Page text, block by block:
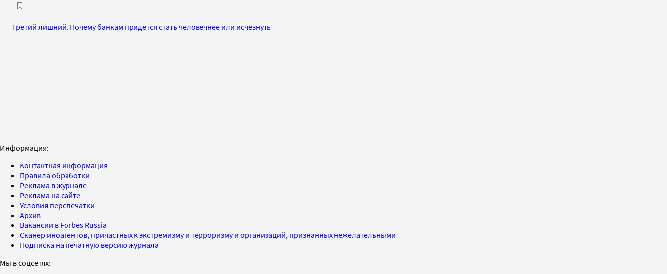
Третий лишний. Почему банкам придется стать человечнее или исчезнуть
Информация:
Контактная информация
Правила обработки
Реклама в журнале
Реклама на сайте
Условия перепечатки
Архив
Вакансии в Forbes Russia
Сканер иноагентов, причастных к экстремизму и терроризму и организаций, признанных нежелательными
Подписка на печатную версию журнала
Мы в соцсетях: